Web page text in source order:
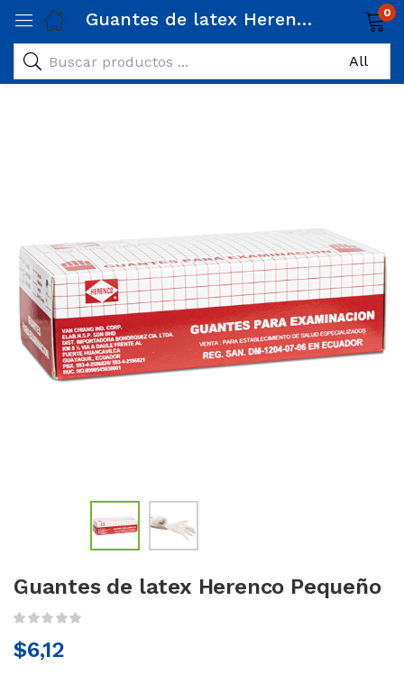
Guantes de latex Herenco Pequeño 0
Guantes de latex Herenco Pequeño
$6,12